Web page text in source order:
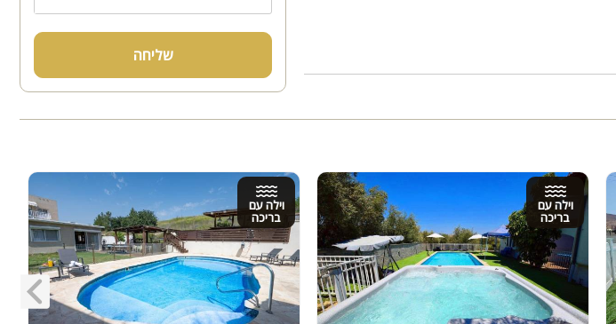
שליחה
וילה עם
בריכה
וילה עם
בריכה